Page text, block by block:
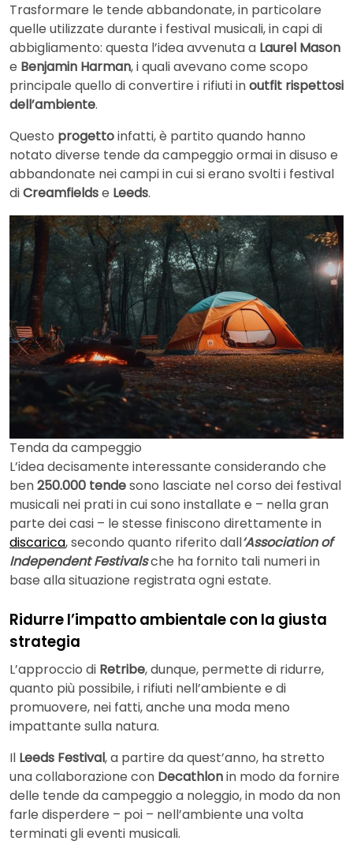
Trasformare le tende abbandonate, in particolare
quelle utilizzate durante i festival musicali, in capi di
abbigliamento: questa l’idea avvenuta a Laurel Mason
e Benjamin Harman, i quali avevano come scopo
principale quello di convertire i rifiuti inoutfit rispettosi
dell’ambiente.
Questo progettoinfatti, è partito quando hanno
notato diverse tende da campeggio ormai in disuso e
abbandonate nei campi in cui si erano svolti i festival
diCreamfieldse Leeds.
Tenda da campeggio
L’idea decisamente interessante considerando che
ben250.000 tendesono lasciate nel corso dei festival
musicali nei prati in cui sono installate e – nella gran
parte dei casi – le stesse finiscono direttamente in
discarica, secondo quanto riferito dall‘Association of
Independent Festivalsche ha fornito tali numeri in
base alla situazione registrata ogni estate.
Ridurre l’impatto ambientale con la giusta
strategia
L’approccio di Retribe, dunque, permette di ridurre,
quanto più possibile, i rifiuti nell’ambiente e di
promuovere, nei fatti, anche una moda meno
impattante sulla natura.
Il Leeds Festival, a partire da quest’anno, ha stretto
una collaborazione con Decathlonin modo da fornire
delle tende da campeggio a noleggio, in modo da non
farle disperdere – poi – nell’ambiente una volta
terminati gli eventi musicali.